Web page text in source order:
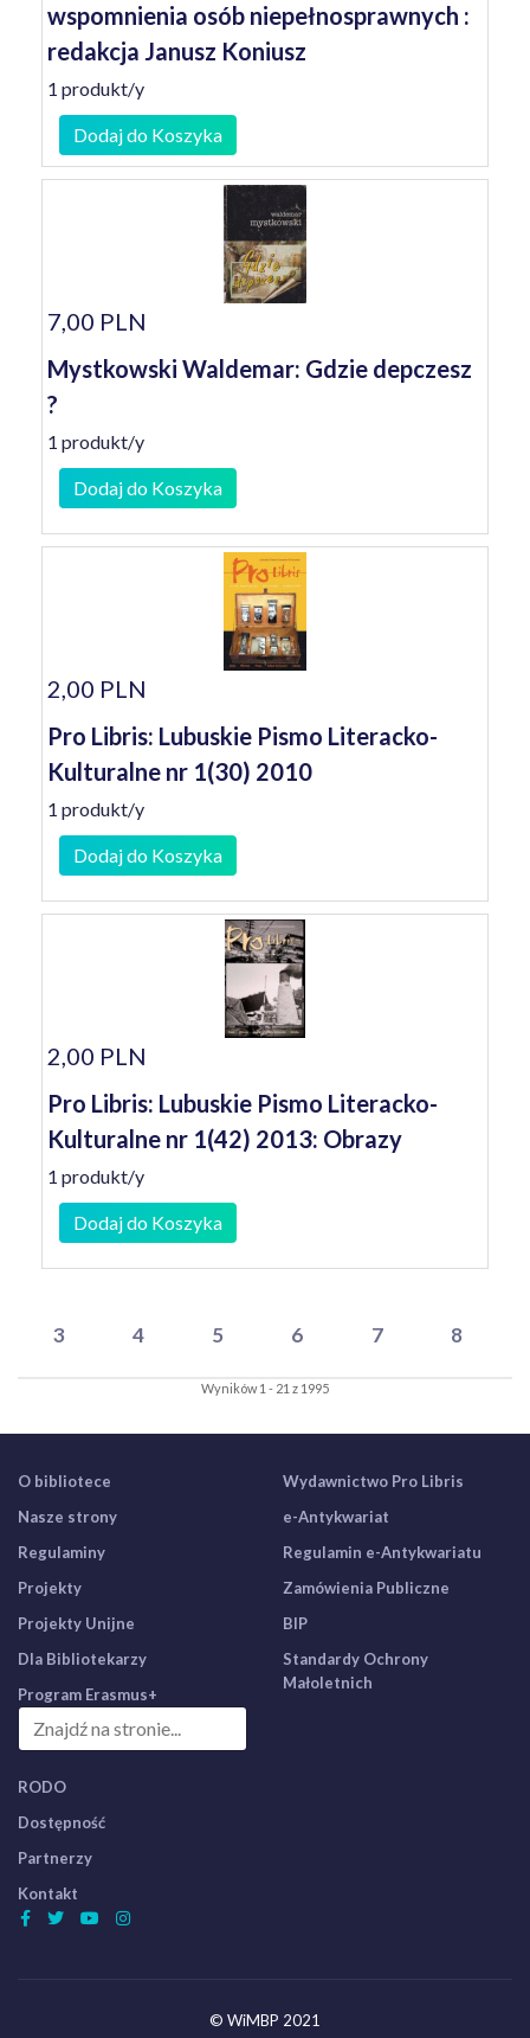
wspomnienia osób niepełnosprawnych :
redakcja Janusz Koniusz
1 produkt/y
Dodaj do Koszyka
7,00 PLN
Mystkowski Waldemar: Gdzie depczesz
?
1 produkt/y
Dodaj do Koszyka
2,00 PLN
Pro Libris: Lubuskie Pismo Literacko-
Kulturalne nr 1(30) 2010
1 produkt/y
Dodaj do Koszyka
2,00 PLN
Pro Libris: Lubuskie Pismo Literacko-
Kulturalne nr 1(42) 2013: Obrazy
1 produkt/y
Dodaj do Koszyka
3 4 5 6 7 8
Wyników 1 - 21 z 1995
O bibliotece
Nasze strony
Regulaminy
Projekty
Projekty Unijne
Dla Bibliotekarzy
Program Erasmus+
Wydawnictwo Pro Libris
e-Antykwariat
Regulamin e-Antykwariatu
Zamówienia Publiczne
BIP
Standardy Ochrony
Małoletnich
RODO
Dostępność
Partnerzy
Kontakt
© WiMBP 2021